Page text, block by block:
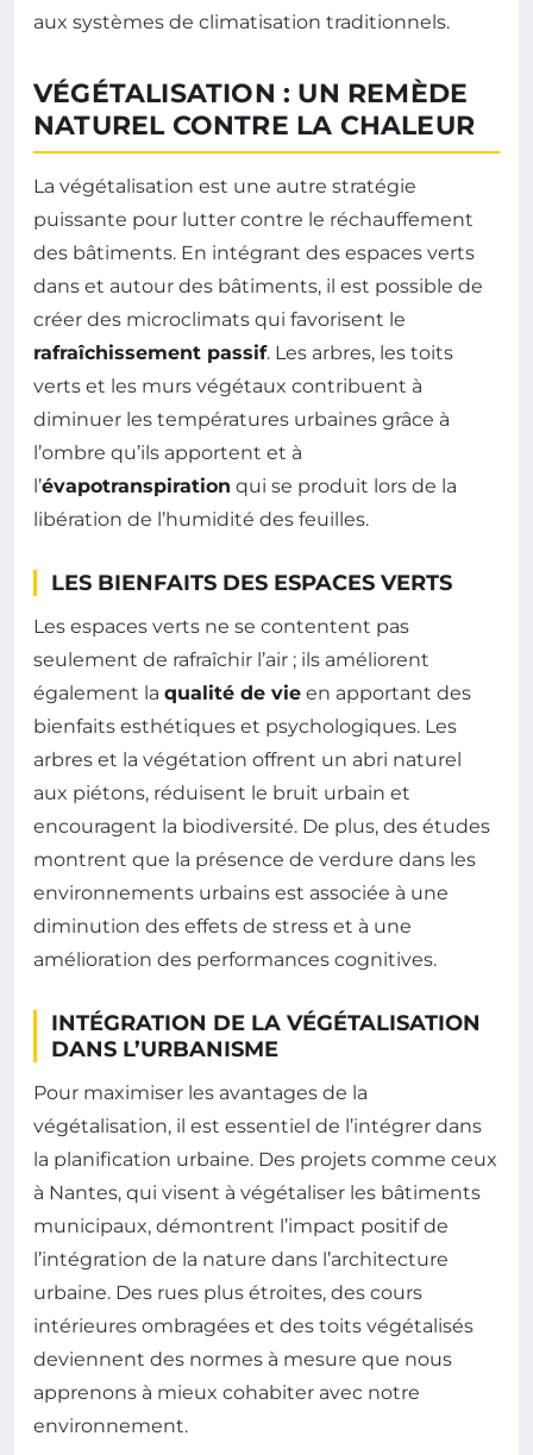
aux systèmes de climatisation traditionnels.
VÉGÉTALISATION : UN REMÈDE
NATUREL CONTRE LA CHALEUR
La végétalisation est une autre stratégie
puissante pour lutter contre le réchauffement
des bâtiments. En intégrant des espaces verts
dans et autour des bâtiments, il est possible de
créer des microclimats qui favorisent le
rafraîchissement passif. Les arbres, les toits
verts et les murs végétaux contribuent à
diminuer les températures urbaines grâce à
l’ombre qu’ils apportent et à
l’évapotranspiration qui se produit lors de la
libération de l’humidité des feuilles.
LES BIENFAITS DES ESPACES VERTS
Les espaces verts ne se contentent pas
seulement de rafraîchir l’air ; ils améliorent
également la qualité de vie en apportant des
bienfaits esthétiques et psychologiques. Les
arbres et la végétation offrent un abri naturel
aux piétons, réduisent le bruit urbain et
encouragent la biodiversité. De plus, des études
montrent que la présence de verdure dans les
environnements urbains est associée à une
diminution des effets de stress et à une
amélioration des performances cognitives.
INTÉGRATION DE LA VÉGÉTALISATION
DANS L’URBANISME
Pour maximiser les avantages de la
végétalisation, il est essentiel de l’intégrer dans
la planification urbaine. Des projets comme ceux
à Nantes, qui visent à végétaliser les bâtiments
municipaux, démontrent l’impact positif de
l’intégration de la nature dans l’architecture
urbaine. Des rues plus étroites, des cours
intérieures ombragées et des toits végétalisés
deviennent des normes à mesure que nous
apprenons à mieux cohabiter avec notre
environnement.